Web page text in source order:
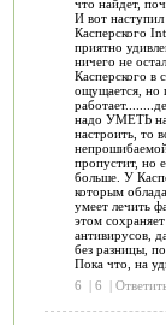
что найдет,
И вот наступил
Касперского
приятно
ничего не
Касперского
ощущается, но
надо УМЕТЬ
настроить, то
пропустит, но
больше. У
которым
умеет лечить
этом
антивирусов,
без разницы,
Пока что, на
6
| 6 |